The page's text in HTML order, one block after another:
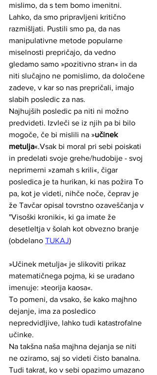
mislimo, da s tem bomo imenitni.
Lahko, da smo pripravljeni kritično
razmišljati. Pustili smo pa, da nas
manipulativne metode popularne
miselnosti prepričajo, da vedno
gledamo samo »pozitivno stran« in da
niti slučajno ne pomislimo, da določene
zadeve, v kar so nas prepričali, imajo
slabih posledic za nas.
Najhujših posledic pa niti ni možno
predvideti. Izvleči se iz njih pa bi bilo
mogoče, če bi mislili na »učinek
metulja«.Vsak bi moral pri sebi poiskati
in predelati svoje grehe/hudobije - svoj
neprimerni »zamah s krili«, čigar
posledica je ta hurikan, ki nas požira To
pa, kot je videti, nihče noče, čeprav je
že Tavčar opisal tovrstno ozaveščanja v
"Visoški kroniki«, ki ga imate že
desetleltja v šolah kot obvezno branje
(obdelano TUKAJ)
»Učinek metulja« je slikoviti prikaz
matematičnega pojma, ki se uradano
imenuje: »teorija kaosa«.
To pomeni, da vsako, še kako majhno
dejanje, ima za posledico
nepredvidljive, lahko tudi katastrofalne
učinke.
Na takšna naša majhna dejanja se niti
ne oziramo, saj so videti čisto banalna.
Tudi takrat, ko v sebi opazimo umazano